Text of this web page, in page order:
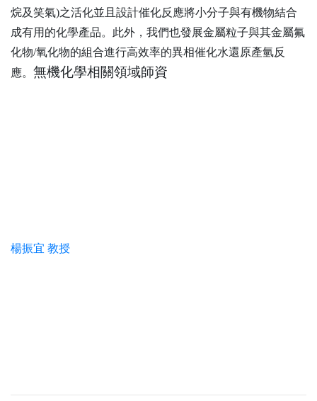
烷及笑氣)之活化並且設計催化反應將小分子與有機物結合
成有用的化學產品。此外，我們也發展金屬粒子與其金屬氟
化物/氧化物的組合進行高效率的異相催化水還原產氫反
應。 無機化學相關領域師資
楊振宜 教授